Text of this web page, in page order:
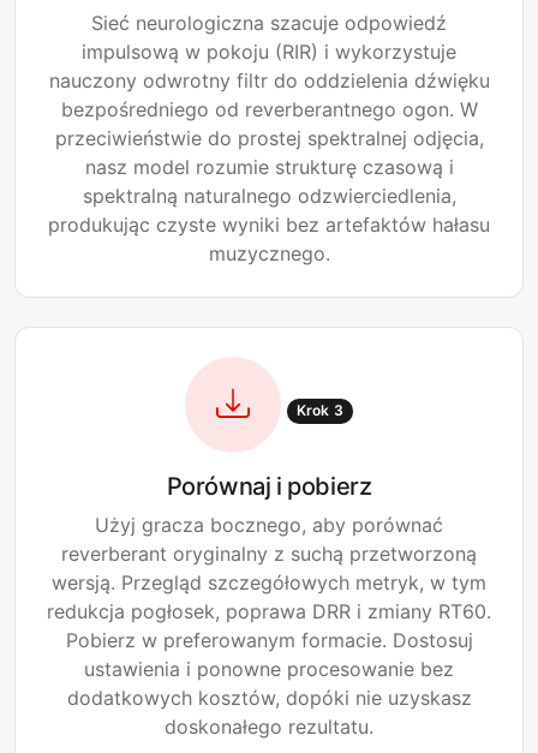
Sieć neurologiczna szacuje odpowiedź
impulsową w pokoju (RIR) i wykorzystuje
nauczony odwrotny filtr do oddzielenia dźwięku
bezpośredniego od reverberantnego ogon. W
przeciwieństwie do prostej spektralnej odjęcia,
nasz model rozumie strukturę czasową i
spektralną naturalnego odzwierciedlenia,
produkując czyste wyniki bez artefaktów hałasu
muzycznego.
Krok 3
Porównaj i pobierz
Użyj gracza bocznego, aby porównać
reverberant oryginalny z suchą przetworzoną
wersją. Przegląd szczegółowych metryk, w tym
redukcja pogłosek, poprawa DRR i zmiany RT60.
Pobierz w preferowanym formacie. Dostosuj
ustawienia i ponowne procesowanie bez
dodatkowych kosztów, dopóki nie uzyskasz
doskonałego rezultatu.